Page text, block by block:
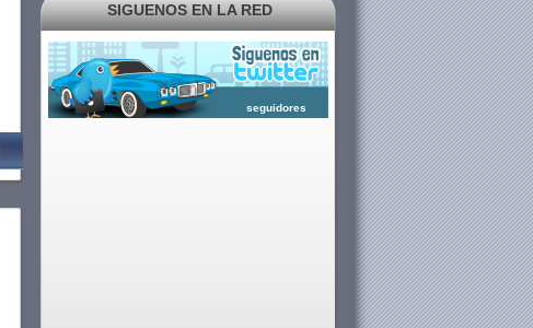
SIGUENOS EN LA RED
seguidores